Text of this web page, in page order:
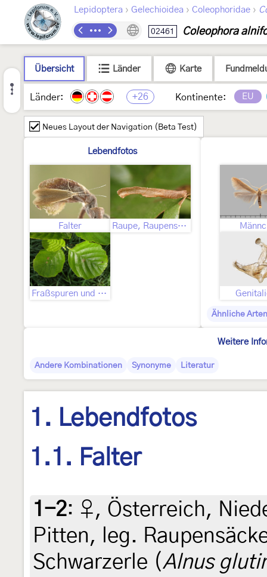
Lepidoptera › Gelechioidea › Coleophoridae ›
02461 Coleophora
Übersicht Länder Karte
Länder: +26 Kontinente: EU
Neues Layout der Navigation (Beta Test)
Lebendfotos
Falter Raupe, Raupensack
Fraßspuren und Befallsbild
Ähnliche Arten
Weitere
Andere Kombinationen Synonyme Literatur
1. Lebendfotos
1.1. Falter
1-2: ♀, Österreich,
Pitten, leg.
Schwarzerle (Alnus